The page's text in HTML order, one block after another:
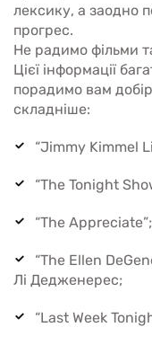
лексику, а заодно
прогрес.
Не радимо фільми
Цієї інформації
порадимо вам
складніше:
“Jimmy Kimmel
“The Tonight
“The Appreciate”;
“The Ellen
Лі Дедженерес;
“Last Week